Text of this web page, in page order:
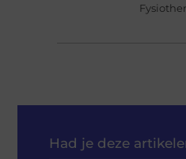
Had je deze